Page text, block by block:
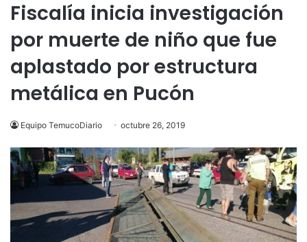
Fiscalía inicia investigación
por muerte de niño que fue
aplastado por estructura
metálica en Pucón
Equipo TemucoDiario octubre 26, 2019